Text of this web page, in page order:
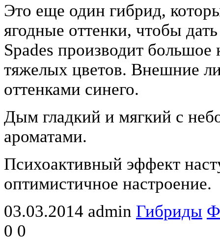
Это еще один гибрид,
ягодные оттенки, чтобы
Spades производит
тяжелых цветов. Внешние
оттенками синего.
Дым гладкий и мягкий с
ароматами.
Психоактивный эффект
оптимистичное настроение.
03.03.2014 admin Гибриды
0 0